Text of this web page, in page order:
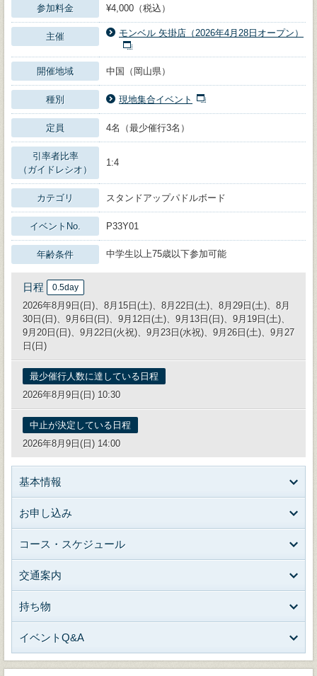
参加料金 ¥4,000（税込）
主催 モンベル 矢掛店（2026年4月28日オープン）
開催地域 中国（岡山県）
種別 現地集合イベント
定員 4名（最少催行3名）
引率者比率
（ガイドレシオ）
1:4
カテゴリ スタンドアップパドルボード
イベントNo. P33Y01
年齢条件 中学生以上75歳以下参加可能
日程 0.5day
2026年8月9日(日)、8月15日(土)、8月22日(土)、8月29日(土)、8月
30日(日)、9月6日(日)、9月12日(土)、9月13日(日)、9月19日(土)、
9月20日(日)、9月22日(火祝)、9月23日(水祝)、9月26日(土)、9月27
日(日)
最少催行人数に達している日程
2026年8月9日(日) 10:30
中止が決定している日程
2026年8月9日(日) 14:00
基本情報
お申し込み
コース・スケジュール
交通案内
持ち物
イベントQ&A